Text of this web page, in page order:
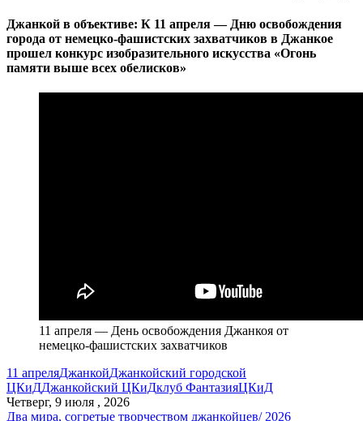
Джанкой в объективе: К 11 апреля — Дню освобождения
города от немецко-фашистских захватчиков в Джанкое
прошел конкурс изобразительного искусства «Огонь
памяти выше всех обелисков»
11 апреля — День освобождения Джанкоя от
немецко-фашистских захватчиков
11 апреляДжанкойДжанкойский городской
ЦКиДДжанкойский ЦКиДклуб ФантазияЦКиД
Четверг, 9 июля , 2026
Два мира, согретые творчеством джанкойцев/ 2026